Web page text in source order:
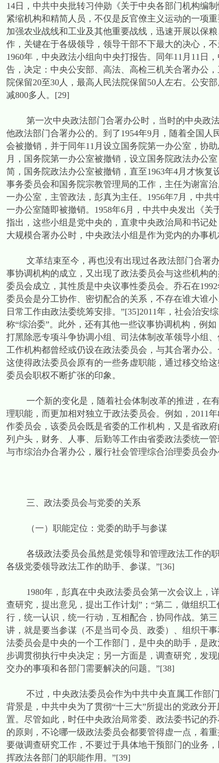
14日，中共中央批转习仲勋《关于中央各部门机构编
紧缩机构和精简人员，不仅是反官僚主义运动的一项
加强农业战线和工业及其他重要战线，迅速开展以保
作，关键在于各级领导，领导干部不下最大的决心，
1960年，中央政法小组向中央打报告。同年11月11日
告，决定：中央公安部、高法、高检三机关合署办公
院保留20至30人，最高人民法院保留50人左右。公安
减800多人。[29]
第一次中央政法部门合署办公时，当时的中央政
他政法部门合署办公的。到了1954年9月，随着全国
会被撤销，并于同年11月设立国务院第一办公室，协
月，国务院第一办公室被撤销，设立国务院政法办公
简，国务院政法办公室被撤销，直至1963年4月才恢
事务委员会和国务院宗教管理局的工作，主任为谢富
一办公室，主管政法，彭真为主任。1956年7月，中
一办公室随即被撤销。1958年6月，中共中央发出《
指出，这些小组是党中央的，直隶中央政治局和书记
大规模合署办公时，中央政法小组是作为党内的办事
文革结束至今，再也没有出现过各政法部门合署办
事协调机构的成立，又出现了政法委员会与这些机构
委员会成立，其性质是中央议事性委员会。乔石在
委员会是分工协作、密切配合的关系，不存在谁大谁
日常工作由政法委统筹安排。”[35]2011年，社会治安
称“综治委”。此外，还有其他一些议事协调机构，例
打黑除恶专项斗争协调小组、司法体制改革领导小组
工作机构都曾经或仍设在政法委员会，与其合署办公
这使得政法委员会原有的一些务虚职能，通过移交给
委员会职权不断扩张的印象。
一个新的变化是，随着社会体制改革的推进，在有
理职能，而更加相对独立于政法委员会。例如，2011
作委员会，该委员会既是省委的工作机构，又是省政
列户头，财务、人事、后勤等工作由省委政法委统一
与市综治办合署办公，履行社会管理综合治理委员会
三、政法委员会与党委的关系
（一）职能定位：党委的助手与参谋
各级政法委员会虽然是党领导和管理政法工作的职
各级党委领导政法工作的助手、参谋。”[36]
1980年，彭真在中央政法委员会第一次会议上，详
查研究，提出意见，提出工作计划”；“第二，做组织
行，统一认识，统一行动，互相配合，协同作战。第
讲，就是要当参谋（不是当司令员、政委）、组织干
法委员会是中央的一个工作部门，是中央的助手，是
步调贯彻执行中央决定；另一方面是，调查研究，发
交办的事项和各部门需要解决的问题。”[38]
不过，中央政法委员会作为中共中央直属工作部门
背景是，中共中央为了贯彻“十三大”所提出的党政分
置。尽管如此，时任中央政治局常委、政法委书记的
的原则，不论哪一级政法委员会都要管得虚一点，着
要做调查研究工作，不要过于具体地干预部门的业务
挥政法各部门的职能作用。”[39]